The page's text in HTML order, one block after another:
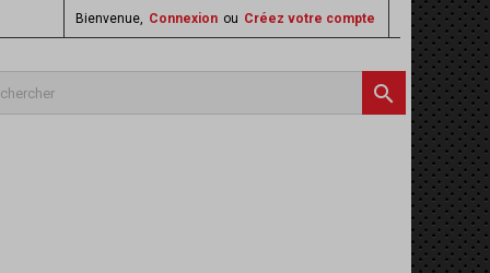
Bienvenue, Connexion ou Créez votre compte
